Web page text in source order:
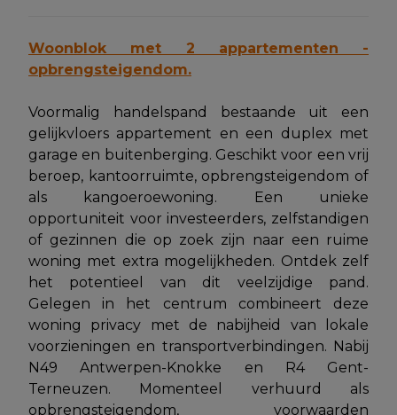
Woonblok met 2 appartementen -
opbrengsteigendom.
Voormalig handelspand bestaande uit een
gelijkvloers appartement en een duplex met
garage en buitenberging. Geschikt voor een vrij
beroep, kantoorruimte, opbrengsteigendom of
als kangoeroewoning. Een unieke
opportuniteit voor investeerders, zelfstandigen
of gezinnen die op zoek zijn naar een ruime
woning met extra mogelijkheden. Ontdek zelf
het potentieel van dit veelzijdige pand.
Gelegen in het centrum combineert deze
woning privacy met de nabijheid van lokale
voorzieningen en transportverbindingen. Nabij
N49 Antwerpen-Knokke en R4 Gent-
Terneuzen. Momenteel verhuurd als
opbrengsteigendom, voorwaarden